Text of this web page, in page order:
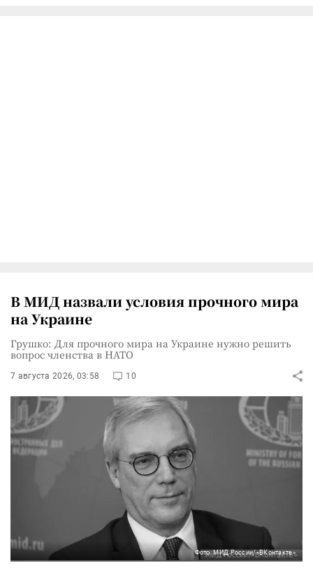
В МИД назвали условия прочного мира
на Украине
Грушко: Для прочного мира на Украине нужно решить
вопрос членства в НАТО
7 августа 2026, 03:58 10
Фото: МИД России/«ВКонтакте»